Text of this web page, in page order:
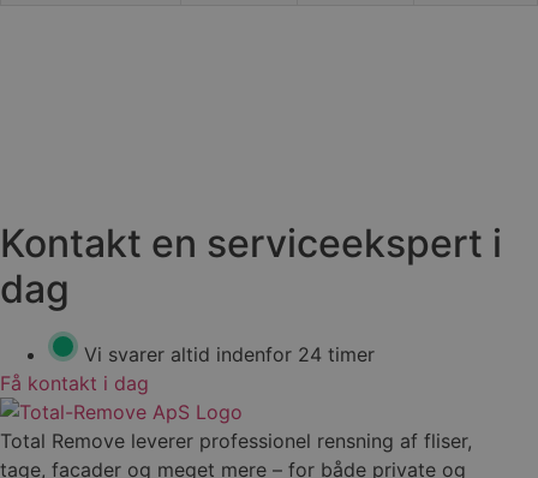
Kontakt en serviceekspert i
dag
Vi svarer altid indenfor 24 timer
Få kontakt i dag
Total Remove leverer professionel rensning af fliser,
tage, facader og meget mere – for både private og